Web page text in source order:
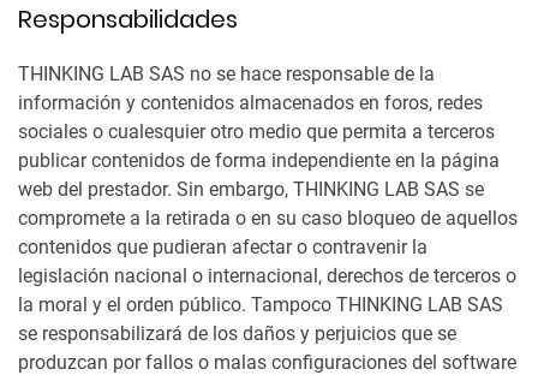
Responsabilidades
THINKING LAB SAS no se hace responsable de la
información y contenidos almacenados en foros, redes
sociales o cualesquier otro medio que permita a terceros
publicar contenidos de forma independiente en la página
web del prestador. Sin embargo, THINKING LAB SAS se
compromete a la retirada o en su caso bloqueo de aquellos
contenidos que pudieran afectar o contravenir la
legislación nacional o internacional, derechos de terceros o
la moral y el orden público. Tampoco THINKING LAB SAS
se responsabilizará de los daños y perjuicios que se
produzcan por fallos o malas configuraciones del software